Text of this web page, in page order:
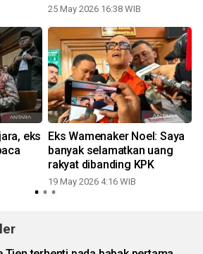
25 May 2026 16:38 WIB
eks
Eks Wamenaker Noel: Saya
banyak selamatkan uang
rakyat dibanding KPK
19 May 2026 4:16 WIB